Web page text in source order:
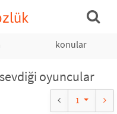
konular
oyuncular
1